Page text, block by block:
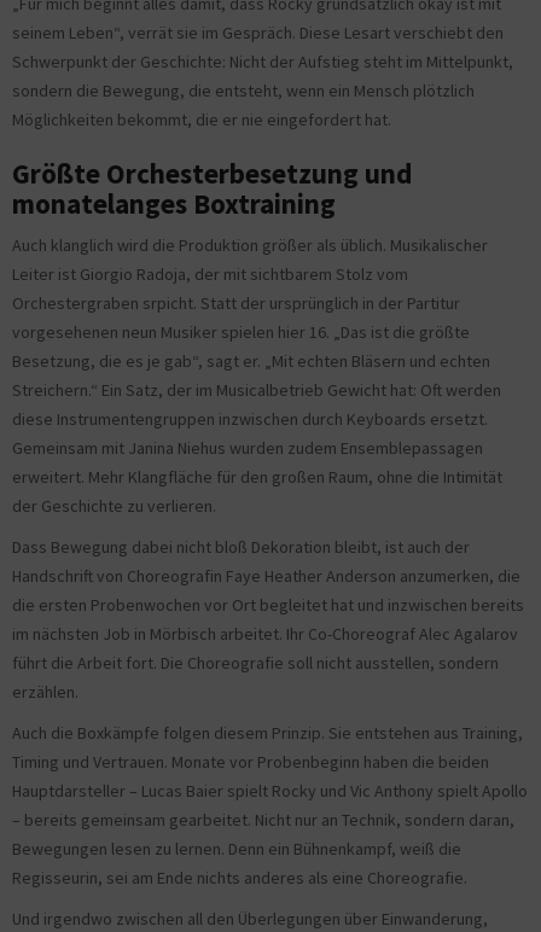
seinem Leben“, verrät sie im Gespräch. Diese Lesart verschiebt den
Schwerpunkt der Geschichte: Nicht der Aufstieg steht im Mittelpunkt,
sondern die Bewegung, die entsteht, wenn ein Mensch plötzlich
Möglichkeiten bekommt, die er nie eingefordert hat.
Größte Orchesterbesetzung und
monatelanges Boxtraining
Auch klanglich wird die Produktion größer als üblich. Musikalischer
Leiter ist Giorgio Radoja, der mit sichtbarem Stolz vom
Orchestergraben srpicht. Statt der ursprünglich in der Partitur
vorgesehenen neun Musiker spielen hier 16. „Das ist die größte
Besetzung, die es je gab“, sagt er. „Mit echten Bläsern und echten
Streichern.“ Ein Satz, der im Musicalbetrieb Gewicht hat: Oft werden
diese Instrumentengruppen inzwischen durch Keyboards ersetzt.
Gemeinsam mit Janina Niehus wurden zudem Ensemblepassagen
erweitert. Mehr Klangfläche für den großen Raum, ohne die Intimität
der Geschichte zu verlieren.
Dass Bewegung dabei nicht bloß Dekoration bleibt, ist auch der
Handschrift von Choreografin Faye Heather Anderson anzumerken, die
die ersten Probenwochen vor Ort begleitet hat und inzwischen bereits
im nächsten Job in Mörbisch arbeitet. Ihr Co-Choreograf Alec Agalarov
führt die Arbeit fort. Die Choreografie soll nicht ausstellen, sondern
erzählen.
Auch die Boxkämpfe folgen diesem Prinzip. Sie entstehen aus Training,
Timing und Vertrauen. Monate vor Probenbeginn haben die beiden
Hauptdarsteller – Lucas Baier spielt Rocky und Vic Anthony spielt Apollo
– bereits gemeinsam gearbeitet. Nicht nur an Technik, sondern daran,
Bewegungen lesen zu lernen. Denn ein Bühnenkampf, weiß die
Regisseurin, sei am Ende nichts anderes als eine Choreografie.
Und irgendwo zwischen all den Überlegungen über Einwanderung,